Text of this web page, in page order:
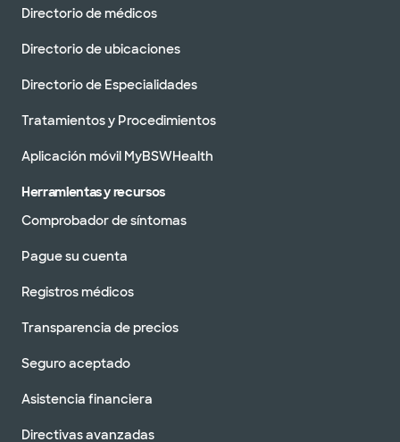
Directorio de médicos
Directorio de ubicaciones
Directorio de Especialidades
Tratamientos y Procedimientos
Aplicación móvil MyBSWHealth
Herramientas y recursos
Comprobador de síntomas
Pague su cuenta
Registros médicos
Transparencia de precios
Seguro aceptado
Asistencia financiera
Directivas avanzadas